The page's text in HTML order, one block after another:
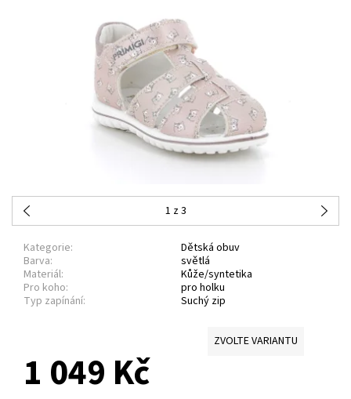
1 z 3
Kategorie:
Dětská obuv
Barva:
světlá
Materiál:
Kůže/syntetika
Pro koho:
pro holku
Typ zapínání:
Suchý zip
ZVOLTE VARIANTU
1 049 Kč